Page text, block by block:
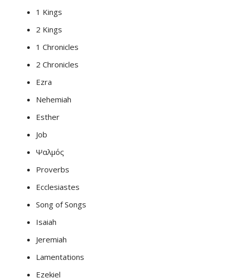
1 Kings
2 Kings
1 Chronicles
2 Chronicles
Ezra
Nehemiah
Esther
Job
Ψαλμός
Proverbs
Ecclesiastes
Song of Songs
Isaiah
Jeremiah
Lamentations
Ezekiel